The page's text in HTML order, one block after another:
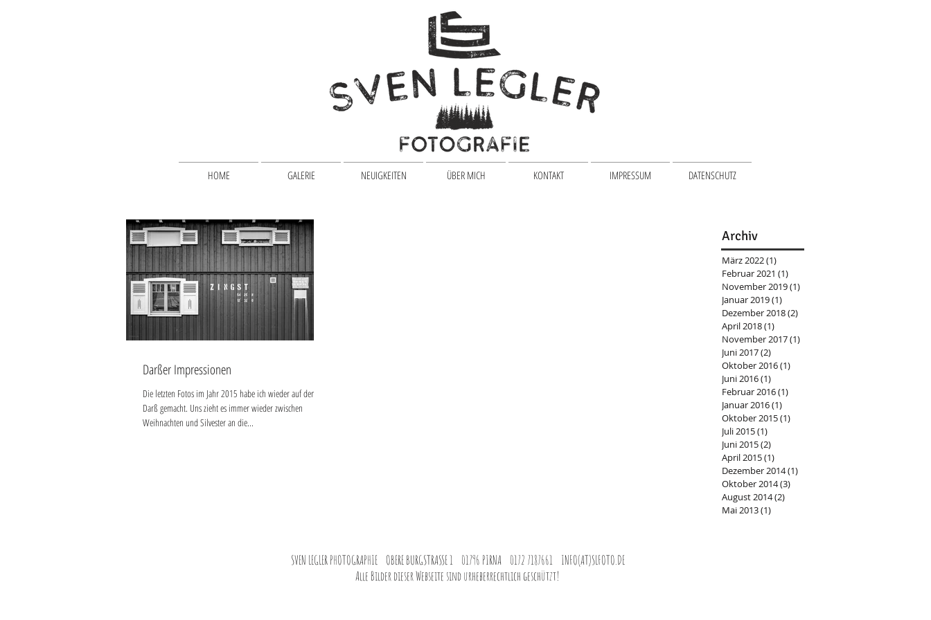
HOME GALERIE NEUIGKEITEN ÜBER MICH KONTAKT IMPRESSUM DATENSCHUTZ
Darßer Impressionen
Die letzten Fotos im Jahr 2015 habe ich wieder auf dem
Darß gemacht. Uns zieht es immer wieder zwischen
Weihnachten und Silvester an die...
Archiv
März 2022(1)
Februar 2021 (1)
November 2019(1)
Januar 2019(1)
Dezember 2018(2)
April 2018(1)
November 2017(1)
Juni 2017(2)
Oktober 2016(1)
Juni 2016(1)
Februar 2016(1)
Januar 2016(1)
Oktober 2015(1)
Juli 2015(1)
Juni 2015(2)
April 2015(1)
Dezember 2014(1)
Oktober 2014(3)
August 2014(2)
Mai 2013(1)
SVEN LEGLER PHOTOGRAPHIE OBERE BURGSTRASSE 1 01796 PIRNA 0172 7187661 INFO(AT)SLFOTO.DE
Alle Bilder dieser Webseite sind urheberrechtlich geschützt!